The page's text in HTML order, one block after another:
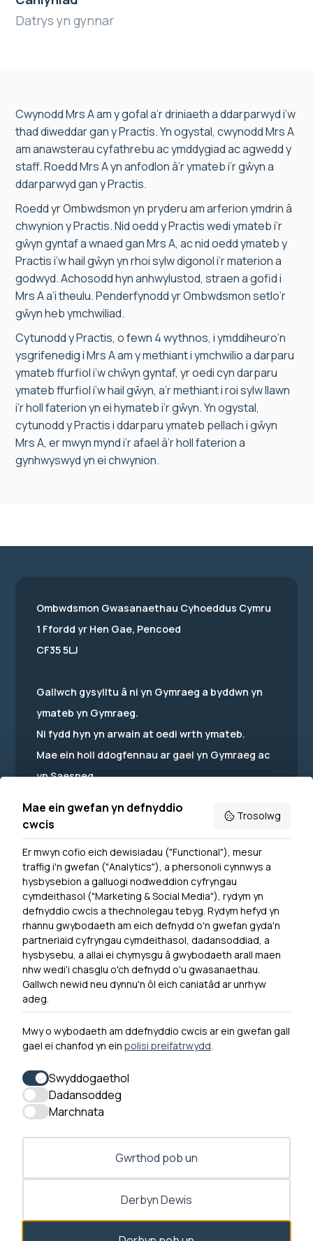
Datrys yn gynnar
Cwynodd Mrs A am y gofal a’r driniaeth a ddarparwyd i’w
thad diweddar gan y Practis. Yn ogystal, cwynodd Mrs A
am anawsterau cyfathrebu ac ymddygiad ac agwedd y
staff. Roedd Mrs A yn anfodlon â’r ymateb i’r gŵyn a
ddarparwyd gan y Practis.
Roedd yr Ombwdsmon yn pryderu am arferion ymdrin â
chwynion y Practis. Nid oedd y Practis wedi ymateb i’r
gŵyn gyntaf a wnaed gan Mrs A, ac nid oedd ymateb y
Practis i’w hail gŵyn yn rhoi sylw digonol i’r materion a
godwyd. Achosodd hyn anhwylustod, straen a gofid i
Mrs A a’i theulu. Penderfynodd yr Ombwdsmon setlo’r
gŵyn heb ymchwiliad.
Cytunodd y Practis, o fewn 4 wythnos, i ymddiheuro’n
ysgrifenedig i Mrs A am y methiant i ymchwilio a darparu
ymateb ffurfiol i’w chŵyn gyntaf, yr oedi cyn darparu
ymateb ffurfiol i’w hail gŵyn, a’r methiant i roi sylw llawn
i’r holl faterion yn ei hymateb i’r gŵyn. Yn ogystal,
cytunodd y Practis i ddarparu ymateb pellach i gŵyn
Mrs A, er mwyn mynd i’r afael â’r holl faterion a
gynhwyswyd yn ei chwynion.
Dewislen Troedyn
Newyddion
Ymuno â ni
Hygyrchedd
Hysbysiad Preifatrwydd
Cysylltu â ni
0300 790 0203 Mae ein llinell ffôn ar agor rhwng 10yb-
4yp Dydd Llun - Dydd Gwener
Ombwdsmon Gwasanaethau Cyhoeddus Cymru
1 Ffordd yr Hen Gae, Pencoed
CF35 5LJ
Gallwch gysylltu â ni yn Gymraeg a byddwn yn
ymateb yn Gymraeg.
Ni fydd hyn yn arwain at oedi wrth ymateb.
Mae ein holl ddogfennau ar gael yn Gymraeg ac
yn Saesneg.
Powered by Translate
Mae ein gwefan yn defnyddio
cwcis
Trosolwg
Er mwyn cofio eich dewisiadau ("Functional"), mesur
traffig i'n gwefan ("Analytics"), a phersonoli cynnwys a
hysbysebion a galluogi nodweddion cyfryngau
cymdeithasol ("Marketing & Social Media"), rydym yn
defnyddio cwcis a thechnolegau tebyg. Rydym hefyd yn
rhannu gwybodaeth am eich defnydd o'n gwefan gyda'n
partneriaid cyfryngau cymdeithasol, dadansoddiad, a
hysbysebu, a allai ei chymysgu â gwybodaeth arall maen
nhw wedi'i chasglu o'ch defnydd o'u gwasanaethau.
Gallwch newid neu dynnu'n ôl eich caniatâd ar unrhyw
adeg.
Mwy o wybodaeth am ddefnyddio cwcis ar ein gwefan gall
gael ei chanfod yn ein polisi preifatrwydd.
Swyddogaethol
Dadansoddeg
Marchnata
Gwrthod pob un
Derbyn Dewis